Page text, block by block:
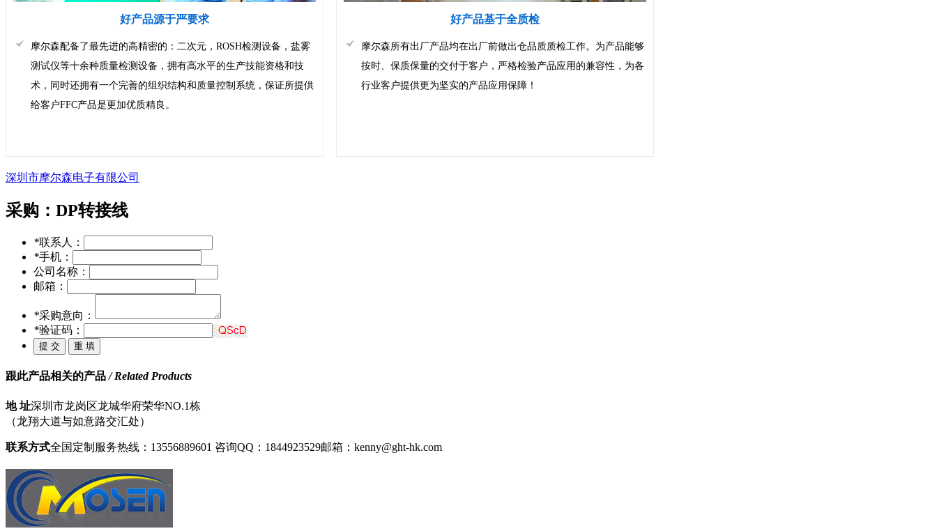
好产品源于严要求
摩尔森配备了最先进的高精密的：二次元，ROSH检测设备，盐雾
测试仪等十余种质量检测设备，拥有高水平的生产技能资格和技
术，同时还拥有一个完善的组织结构和质量控制系统，保证所提供
给客户FFC产品是更加优质精良。
好产品基于全质检
摩尔森所有出厂产品均在出厂前做出仓品质质检工作。为产品能够
按时、保质保量的交付于客户，严格检验产品应用的兼容性，为各
行业客户提供更为坚实的产品应用保障！
深圳市摩尔森电子有限公司
采购： DP转接线
*联系人：
*手机：
公司名称：
邮箱：
*采购意向：
*验证码：
跟此产品相关的产品/ Related Products
地 址深圳市龙岗区龙城华府荣华NO.1栋
（龙翔大道与如意路交汇处）
联系方式全国定制服务热线：13556889601 咨询QQ：1844923529邮箱：kenny@ght-hk.com